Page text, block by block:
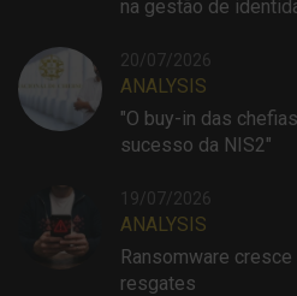
na gestão de
20/07/2026
ANALYSIS
"O buy-in das
sucesso da NIS2"
19/07/2026
ANALYSIS
Ransomware
resgates